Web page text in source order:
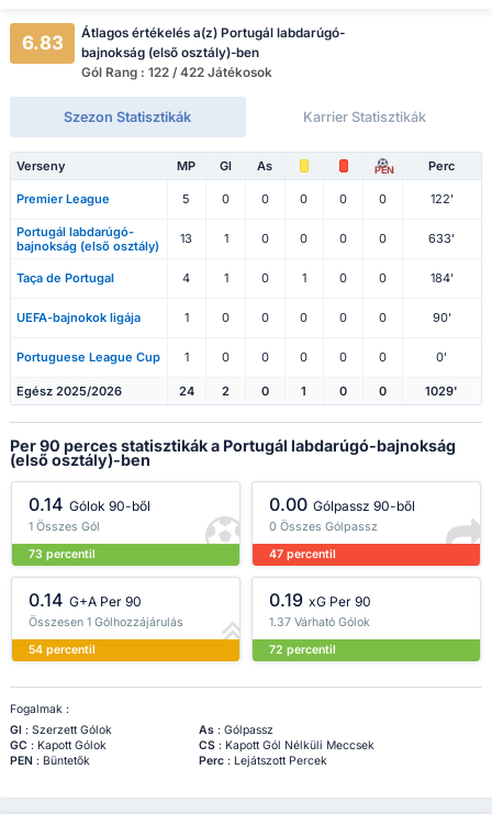
6.83
Átlagos értékelés a(z) Portugál labdarúgó-
bajnokság (első osztály)-ben
Gól Rang : 122 / 422 Játékosok
Szezon Statisztikák Karrier Statisztikák
Verseny MP Gl As PEN Perc
Premier League 5 0 0 0 0 0 122'
Portugál labdarúgó-
bajnokság (első osztály)
13 1 0 0 0 0 633'
Taça de Portugal 4 1 0 1 0 0 184'
UEFA-bajnokok ligája 1 0 0 0 0 0 90'
Portuguese League Cup 1 0 0 0 0 0 0'
Egész 2025/2026 24 2 0 1 0 0 1029'
Per 90 perces statisztikák a Portugál labdarúgó-bajnokság
(első osztály)-ben
0.14 Gólok 90-ből
1 Összes Gól
73 percentil
0.00 Gólpassz 90-ből
0 Összes Gólpassz
47 percentil
0.14 G+A Per 90
Összesen 1 Gólhozzájárulás
54 percentil
0.19 xG Per 90
1.37 Várható Gólok
72 percentil
Fogalmak :
Gl : Szerzett Gólok As: Gólpassz
GC : Kapott Gólok CS: Kapott Gól Nélküli Meccsek
PEN : Büntetők Perc: Lejátszott Percek